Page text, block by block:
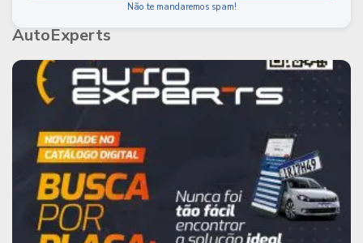
Não te mandaremos spam!
AutoExperts